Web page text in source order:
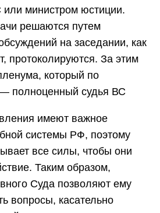
министром юстиции.
решаются путем
на заседании, как
протоколируются. За этим
который по
— полноценный судья ВС
имеют важное
системы РФ, поэтому
все силы, чтобы они
Таким образом,
Суда позволяют ему
вопросы, касательно